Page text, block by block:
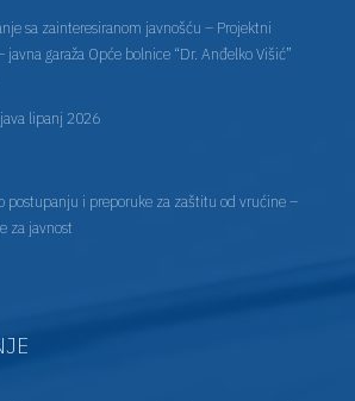
sa zainteresiranom javnošću – Projektni
javna garaža Opće bolnice “Dr. Anđelko Višić”
lipanj 2026
postupanju i preporuke za zaštitu od vrućine –
za javnost